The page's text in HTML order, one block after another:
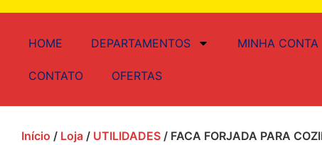
HOME DEPARTAMENTOS MINHA CONTA
CONTATO OFERTAS
Início / Loja / UTILIDADES / FACA FORJADA PARA